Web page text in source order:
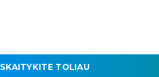
SKAITYKITE TOLIAU